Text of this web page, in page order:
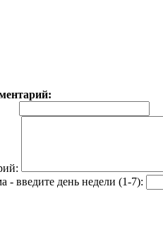
- введите день недели (1-7):